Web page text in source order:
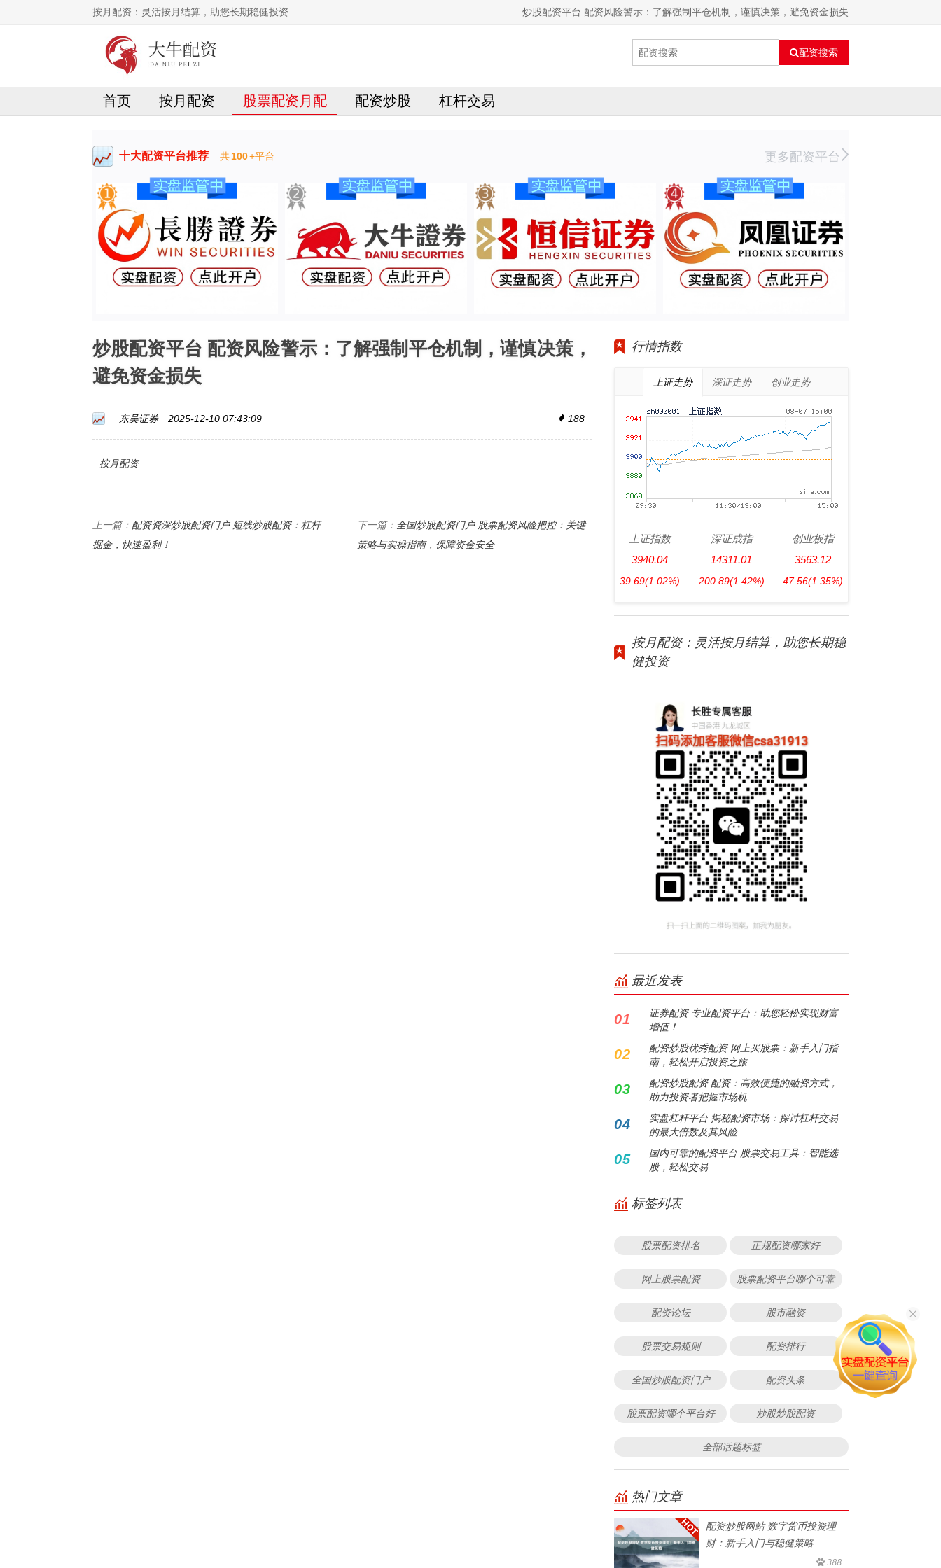
按月配资：灵活按月结算，助您长期稳健投资 炒股配资平台 配资风险警示：了解强制平仓机制，谨慎决策，避免资金损失
配资搜索
首页 按月配资 股票配资月配 配资炒股 杠杆交易
十大配资平台推荐 共100+平台 更多配资平台
炒股配资平台 配资风险警示：了解强制平仓机制，谨慎决策，
避免资金损失
东吴证券 2025-12-10 07:43:09 188
按月配资
上一篇： 配资资深炒股配资门户 短线炒股配资：杠杆
掘金，快速盈利！
下一篇： 全国炒股配资门户 股票配资风险把控：关键
策略与实操指南，保障资金安全
行情指数
上证走势 深证走势 创业走势
上证指数
3940.04
39.69(1.02%)
深证成指
14311.01
200.89(1.42%)
创业板指
3563.12
47.56(1.35%)
按月配资：灵活按月结算，助您长期稳
健投资
最近发表
01
证券配资 专业配资平台：助您轻松实现财富
增值！
02
配资炒股优秀配资 网上买股票：新手入门指
南，轻松开启投资之旅
03
配资炒股配资 配资：高效便捷的融资方式，
助力投资者把握市场机
04
实盘杠杆平台 揭秘配资市场：探讨杠杆交易
的最大倍数及其风险
05
国内可靠的配资平台 股票交易工具：智能选
股，轻松交易
标签列表
股票配资排名 正规配资哪家好
网上股票配资 股票配资平台哪个可靠
配资论坛 股市融资
股票交易规则 配资排行
全国炒股配资门户 配资头条
股票配资哪个平台好 炒股炒股配资
全部话题标签
热门文章
配资炒股网站 数字货币投资理
财：新手入门与稳健策略
388